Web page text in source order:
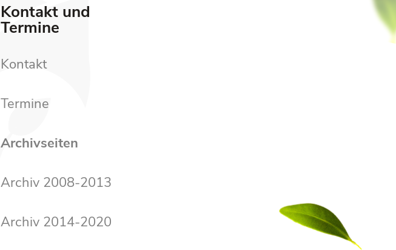
Kontakt und
Termine
Kontakt
Termine
Archivseiten
Archiv 2008-2013
Archiv 2014-2020